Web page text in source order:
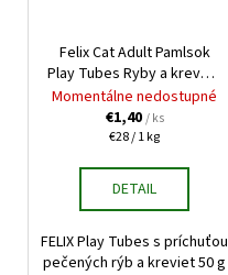
Felix Cat Adult Pamlsok
Play Tubes Ryby a krevety
50g
Momentálne nedostupné
€1,40/ ks
Jednotková
€28 / 1 kg
DETAIL
FELIX Play Tubes s príchuťou
pečených rýb a kreviet 50 g